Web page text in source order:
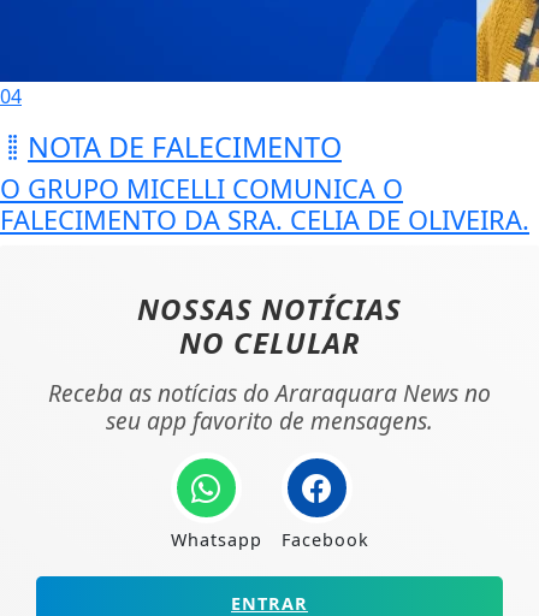
04
NOTA DE FALECIMENTO
O GRUPO MICELLI COMUNICA O
FALECIMENTO DA SRA. CELIA DE OLIVEIRA.
NOSSAS NOTÍCIAS
NO CELULAR
Receba as notícias do Araraquara News no
seu app favorito de mensagens.
Whatsapp Facebook
ENTRAR